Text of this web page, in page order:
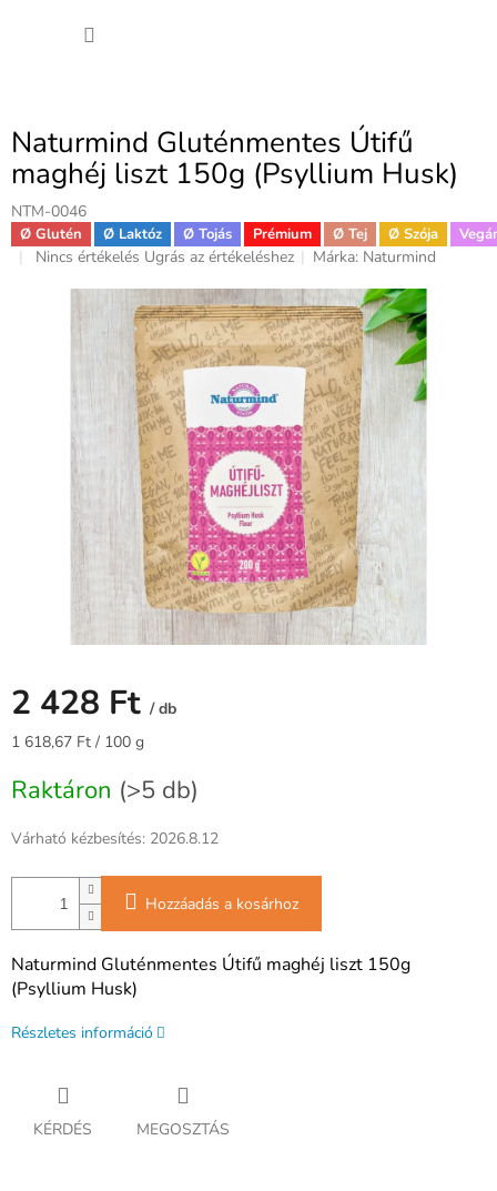
Naturmind Gluténmentes Útifű
maghéj liszt 150g (Psyllium Husk)
NTM-0046
Ø Glutén Ø Laktóz Ø Tojás Prémium Ø Tej Ø Szója
A
csillag.
Nincs értékelés Ugrás az értékeléshez Márka: Naturmind
2 428 Ft / db
Egységár:
1 618,67 Ft / 100 g
Raktáron (>5 db)
Várható kézbesítés: 2026.8.12
Hozzáadás a kosárhoz
Naturmind Gluténmentes Útifű maghéj liszt 150g
(Psyllium Husk)
Részletes információ
KÉRDÉS MEGOSZTÁS